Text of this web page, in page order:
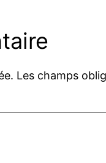
Les champs